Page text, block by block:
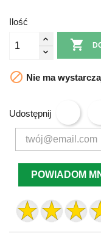
Ilość

 Nie ma
Udostępnij
POWIADOM